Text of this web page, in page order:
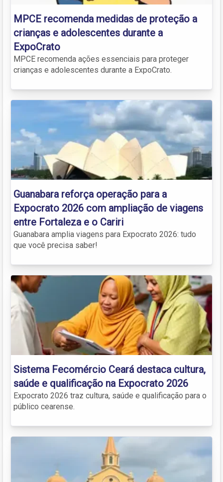
MPCE recomenda medidas de proteção a
crianças e adolescentes durante a
ExpoCrato
MPCE recomenda ações essenciais para proteger
crianças e adolescentes durante a ExpoCrato.
Guanabara reforça operação para a
Expocrato 2026 com ampliação de viagens
entre Fortaleza e o Cariri
Guanabara amplia viagens para Expocrato 2026: tudo
que você precisa saber!
Sistema Fecomércio Ceará destaca cultura,
saúde e qualificação na Expocrato 2026
Expocrato 2026 traz cultura, saúde e qualificação para o
público cearense.